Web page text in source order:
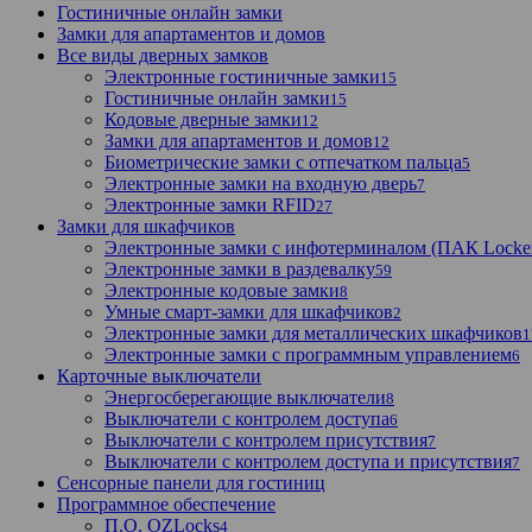
Гостиничные онлайн замки
Замки для апартаментов и домов
Все виды дверных замков
Электронные гостиничные замки15
Гостиничные онлайн замки15
Кодовые дверные замки12
Замки для апартаментов и домов12
Биометрические замки с отпечатком пальца5
Электронные замки на входную дверь7
Электронные замки RFID27
Замки для шкафчиков
Электронные замки с инфотерминалом (ПАК
Электронные замки в раздевалку59
Электронные кодовые замки8
Умные смарт-замки для шкафчиков2
Электронные замки для металлических шкафчиков
Электронные замки с программным управлением6
Карточные выключатели
Энергосберегающие выключатели8
Выключатели с контролем доступа6
Выключатели с контролем присутствия7
Выключатели с контролем доступа и присутствия7
Сенсорные панели для гостиниц
Программное обеспечение
П.О. OZLocks4